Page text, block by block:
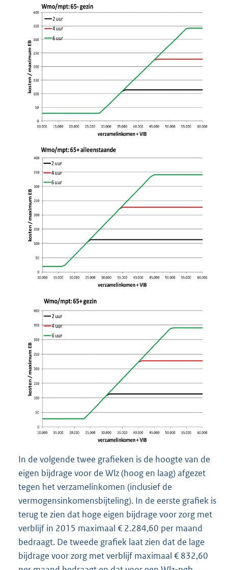
In de volgende twee grafieken is de hoogte van de
eigen bijdrage voor de Wlz (hoog en laag) afgezet
tegen het verzamelinkomen (inclusief de
vermogensinkomensbijteling). In de eerste grafiek is
terug te zien dat hoge eigen bijdrage voor zorg met
verblijf in 2015 maximaal € 2.284,60 per maand
bedraagt. De tweede grafiek laat zien dat de lage
bijdrage voor zorg met verblijf maximaal € 832,60